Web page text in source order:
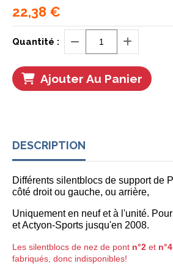
22,38 €
Quantité :
Ajouter Au Panier
DESCRIPTION
Différents silentblocs de support de
côté droit ou gauche, ou arrière,
Uniquement en neuf et à l'unité.
et Actyon-Sports jusqu'en 2008.
Les silentblocs de nez de pont n°2 et n°4
fabriqués, donc indisponibles!